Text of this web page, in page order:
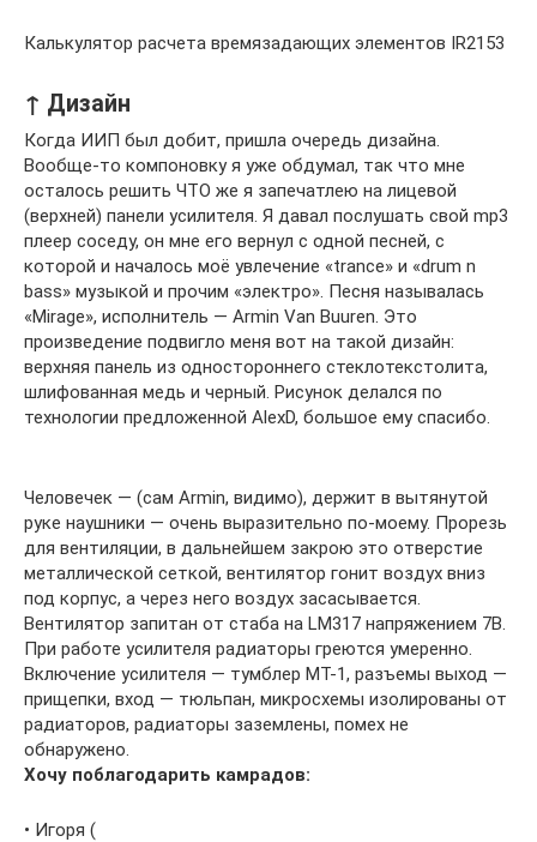
Калькулятор расчета времязадающих элементов IR2153
↑ Дизайн
Когда ИИП был добит, пришла очередь дизайна.
Вообще-то компоновку я уже обдумал, так что мне
осталось решить ЧТО же я запечатлею на лицевой
(верхней) панели усилителя. Я давал послушать свой mp3
плеер соседу, он мне его вернул с одной песней, с
которой и началось моё увлечение «trance» и «drum n
bass» музыкой и прочим «электро». Песня называлась
«Mirage», исполнитель — Armin Van Buuren. Это
произведение подвигло меня вот на такой дизайн:
верхняя панель из одностороннего стеклотекстолита,
шлифованная медь и черный. Рисунок делался по
технологии предложенной AlexD, большое ему спасибо.
Человечек — (сам Armin, видимо), держит в вытянутой
руке наушники — очень выразительно по-моему. Прорезь
для вентиляции, в дальнейшем закрою это отверстие
металлической сеткой, вентилятор гонит воздух вниз
под корпус, а через него воздух засасывается.
Вентилятор запитан от стаба на LM317 напряжением 7В.
При работе усилителя радиаторы греются умеренно.
Включение усилителя — тумблер МТ-1, разъемы выход —
прищепки, вход — тюльпан, микросхемы изолированы от
радиаторов, радиаторы заземлены, помех не
обнаружено.
Хочу поблагодарить камрадов:
• Игоря (